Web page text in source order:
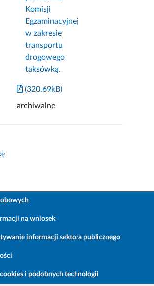
Komisji
Egzaminacyjnej
w zakresie
transportu
drogowego
taksówką.
(320.69kB)
archiwalne
na wniosek
informacji sektora publicznego
i podobnych technologii